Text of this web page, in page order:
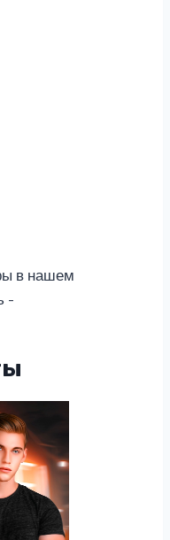
в нашем
-